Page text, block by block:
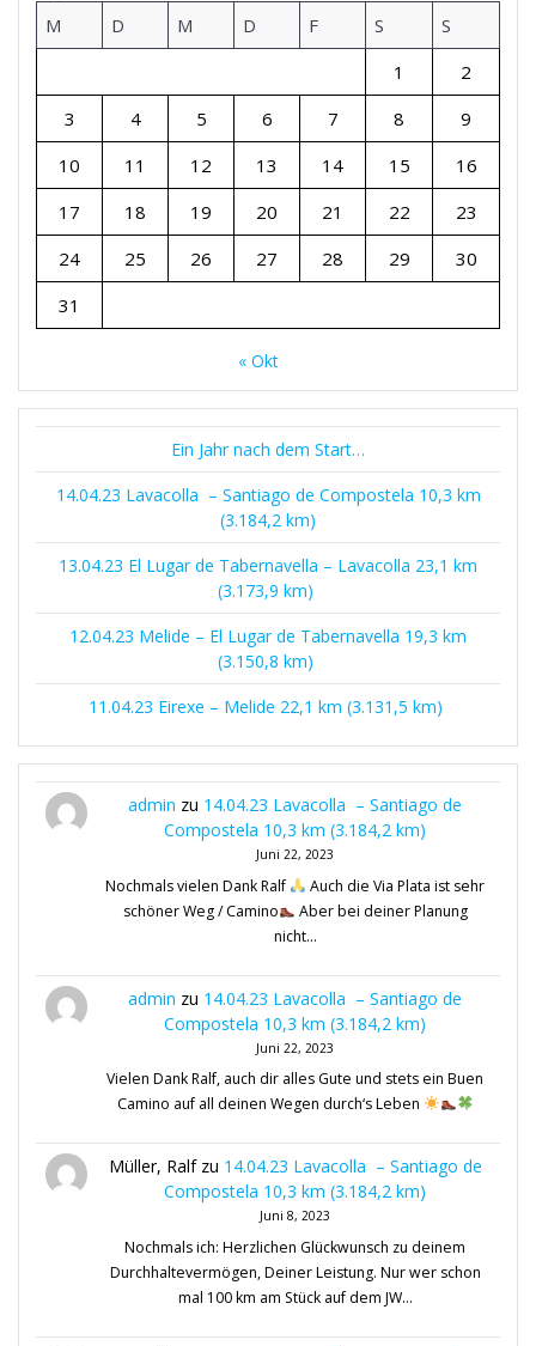
M D M D F S
S
1
2
3
4 5 6 7 8
9
10
11 12 13 14 15
16
17
18 19 20 21 22
23
24
25 26 27 28 29
30
31
« Okt
Ein Jahr nach dem Start…
14.04.23 Lavacolla – Santiago de Compostela 10,3 km
(3.184,2 km)
13.04.23 El Lugar de Tabernavella – Lavacolla 23,1 km
(3.173,9 km)
12.04.23 Melide – El Lugar de Tabernavella 19,3 km
(3.150,8 km)
11.04.23 Eirexe – Melide 22,1 km (3.131,5 km)
admin zu 14.04.23 Lavacolla – Santiago de
Compostela 10,3 km (3.184,2 km)
Juni 22, 2023
Nochmals vielen Dank Ralf
Auch die Via Plata ist sehr
schöner Weg / Camino
Aber bei deiner Planung
nicht…
admin zu 14.04.23 Lavacolla – Santiago de
Compostela 10,3 km (3.184,2 km)
Juni 22, 2023
Vielen Dank Ralf, auch dir alles Gute und stets ein Buen
Camino auf all deinen Wegen durch‘s Leben
Müller, Ralfzu 14.04.23 Lavacolla – Santiago de
Compostela 10,3 km (3.184,2 km)
Juni 8, 2023
Nochmals ich: Herzlichen Glückwunsch zu deinem
Durchhaltevermögen, Deiner Leistung. Nur wer schon
mal 100 km am Stück auf dem JW…